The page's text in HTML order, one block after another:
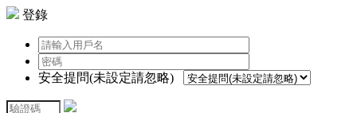
登錄
安全提問(未設定請忽略)